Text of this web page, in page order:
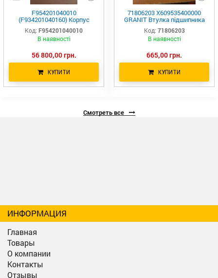
F954201040010
(F934201040160) Корпус
привода вентилятора у зборі
Fendt
Код: F954201040010
В наявності
56 800,00 грн.
КУПИТИ
71806203 X609535400000
GRANIT Втулка підшипника
40X44X40 B09
Код: 71806203
В наявності
665,00 грн.
КУПИТИ
Смотреть все
ИНФОРМАЦИЯ
Главная
Товары
О компании
Контакты
Отзывы